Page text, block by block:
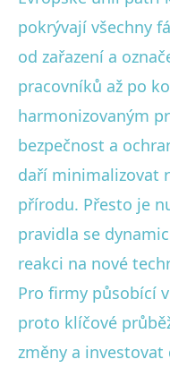
pokrývají všechny
od zařazení a
pracovníků až po
harmonizovaným
bezpečnost a
daří minimalizovat
přírodu. Přesto je
pravidla se
reakci na nové
Pro firmy působící
proto klíčové
změny a